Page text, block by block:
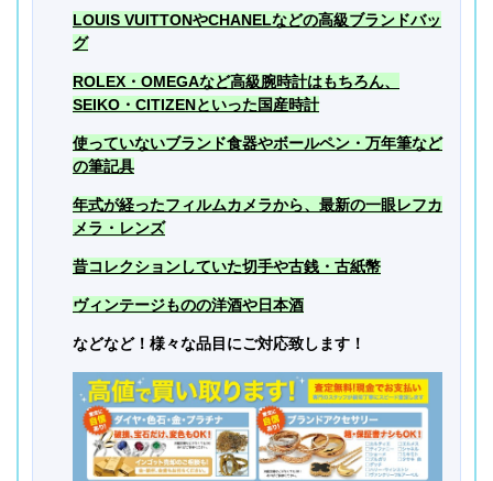
LOUIS VUITTONやCHANELなどの高級ブランドバッ
グ
ROLEX・OMEGAなど高級腕時計はもちろん、
SEIKO・CITIZENといった国産時計
使っていないブランド食器やボールペン・万年筆など
の筆記具
年式が経ったフィルムカメラから、最新の一眼レフカ
メラ・レンズ
昔コレクションしていた切手や古銭・古紙幣
ヴィンテージものの洋酒や日本酒
などなど！様々な品目にご対応致します！